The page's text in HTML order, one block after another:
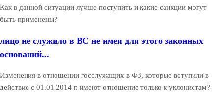
Как в данной ситуации лучше поступить и какие санкции могут
быть применены?
лицо не служило в ВС не имея для этого законных
оснований...
Изменения в отношении госслужащих в ФЗ, которые вступили в
действие с 01.01.2014 г. имеют отношение только к уклонистам?